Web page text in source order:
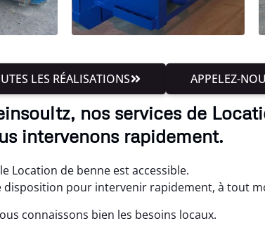
LES RÉALISATIONS APPELEZ-
nos services de
intervenons rapidement.
Location de benne est accessible.
disposition pour intervenir rapidement, à tout
connaissons bien les besoins locaux.